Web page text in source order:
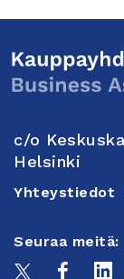
c/o
Helsinki
Yhteystiedot
Seuraa meitä: